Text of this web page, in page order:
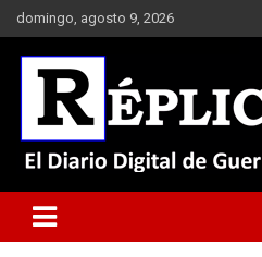
Saltar
al
contenido
domingo, agosto 9, 2026
Réplica